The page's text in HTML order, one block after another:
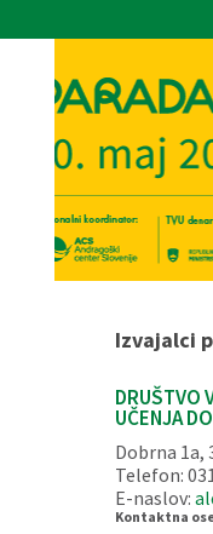
Izvajalci
DRUŠTVO
UČENJA
Dobrna 1a,
Telefon:
E-naslov:
Kontaktna